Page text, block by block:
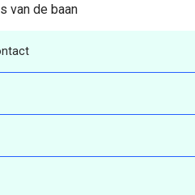
van de baan